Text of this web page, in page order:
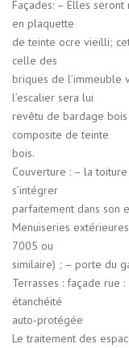
Façades: – Elles
en plaquette
de teinte ocre vieilli;
celle des
briques de l’immeuble
l’escalier sera lui
revêtu de bardage
composite de teinte
bois.
Couverture : – la
s’intégrer
parfaitement dans son
Menuiseries
7005 ou
similaire) ; – porte du
Terrasses : façade rue
étanchéité
auto-protégée
Le traitement des